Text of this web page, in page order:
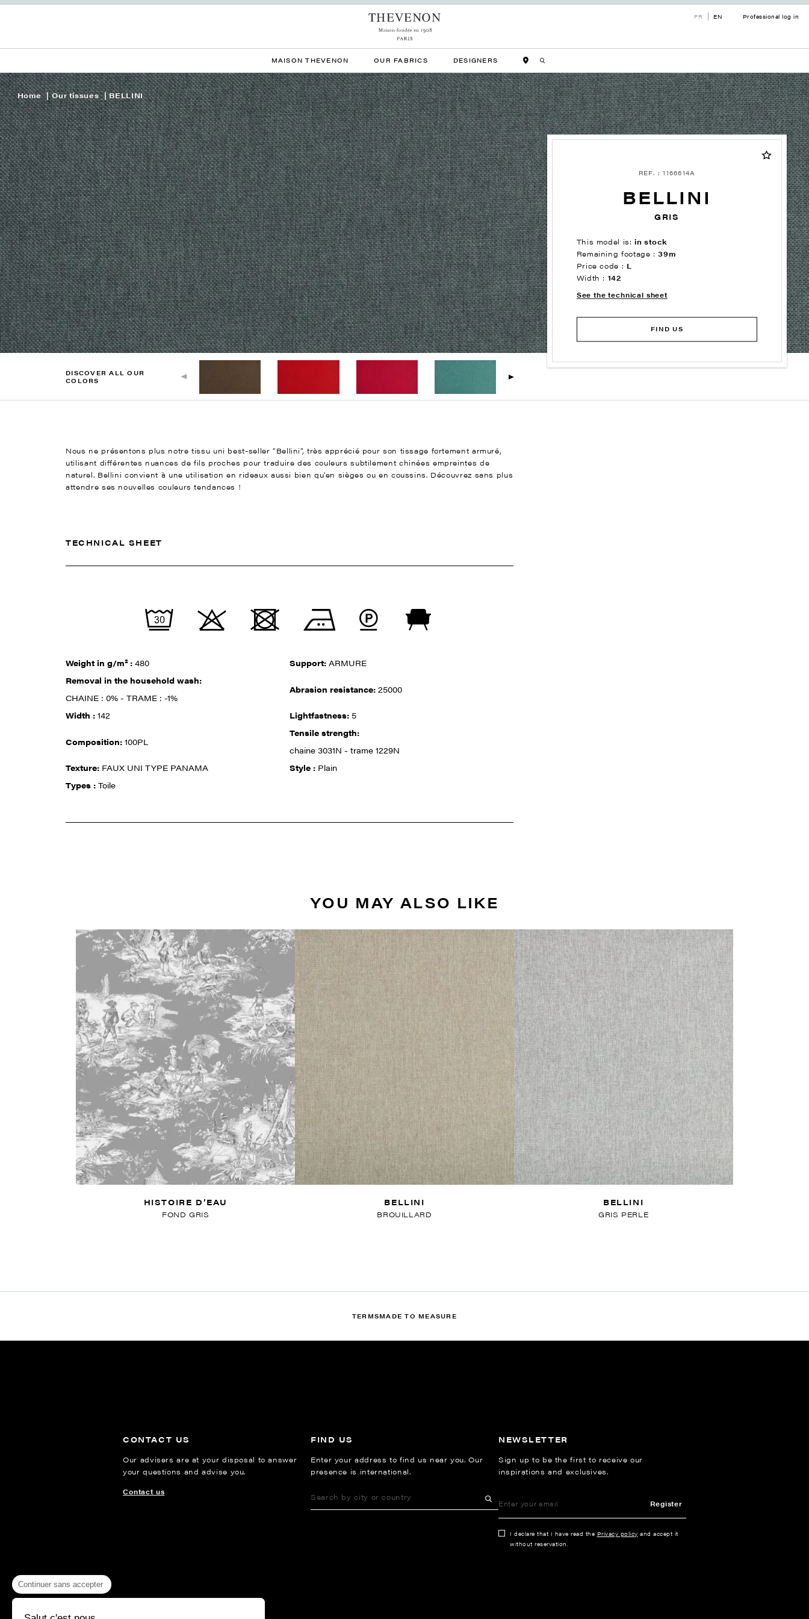
FR EN Professional log in
MAISON THEVENON OUR FABRICS DESIGNERS
Home Our tissues BELLINI
REF. : 1166614A
BELLINI
GRIS
This model is:in stock
Remaining footage :39m
Price code : L
Width : 142
See the technical sheet
FIND US
DISCOVER ALL OUR
COLORS
Nous ne présentons plus notre tissu uni best-seller “Bellini”, très apprécié pour son tissage fortement armuré,
utilisant différentes nuances de fils proches pour traduire des couleurs subtilement chinées empreintes de
naturel. Bellini convient à une utilisation en rideaux aussi bien qu’en sièges ou en coussins. Découvrez sans plus
attendre ses nouvelles couleurs tendances !
TECHNICAL SHEET
Weight in g/m² :480 Support:ARMURE
Removal in the household wash:
CHAINE : 0% - TRAME : -1%
Abrasion resistance:25000
Width :142 Lightfastness: 5
Composition:100PL
Tensile strength:
chaine 3031N - trame 1229N
Texture: FAUX UNI TYPE PANAMA Style : Plain
Types :Toile
YOU MAY ALSO LIKE
HISTOIRE D’EAU
FOND GRIS
BELLINI
BROUILLARD
BELLINI
GRIS PERLE
TERMSMADE TO MEASURE
CONTACT US
Our advisers are at your disposal to answer
your questions and advise you.
Contact us
FIND US
Enter your address to find us near you. Our
presence is international.
NEWSLETTER
Sign up to be the first to receive our
inspirations and exclusives.
Register
I declare that I have read the Privacy policy and accept it
without reservation.
Continuer sans accepter